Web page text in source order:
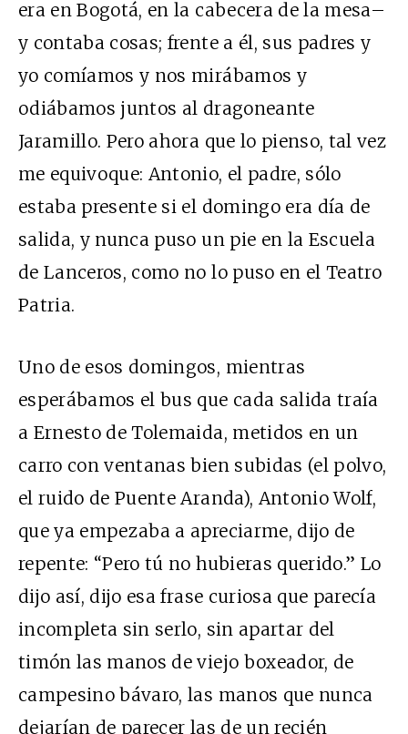
era en Bogotá, en la cabecera de la mesa–
y contaba cosas; frente a él, sus padres y
yo comíamos y nos mirábamos y
odiábamos juntos al dragoneante
Jaramillo. Pero ahora que lo pienso, tal vez
me equivoque: Antonio, el padre, sólo
estaba presente si el domingo era día de
salida, y nunca puso un pie en la Escuela
de Lanceros, como no lo puso en el Teatro
Patria.
Uno de esos domingos, mientras
esperábamos el bus que cada salida traía
a Ernesto de Tolemaida, metidos en un
carro con ventanas bien subidas (el polvo,
el ruido de Puente Aranda), Antonio Wolf,
que ya empezaba a apreciarme, dijo de
repente: “Pero tú no hubieras querido.” Lo
dijo así, dijo esa frase curiosa que parecía
incompleta sin serlo, sin apartar del
timón las manos de viejo boxeador, de
campesino bávaro, las manos que nunca
dejarían de parecer las de un recién